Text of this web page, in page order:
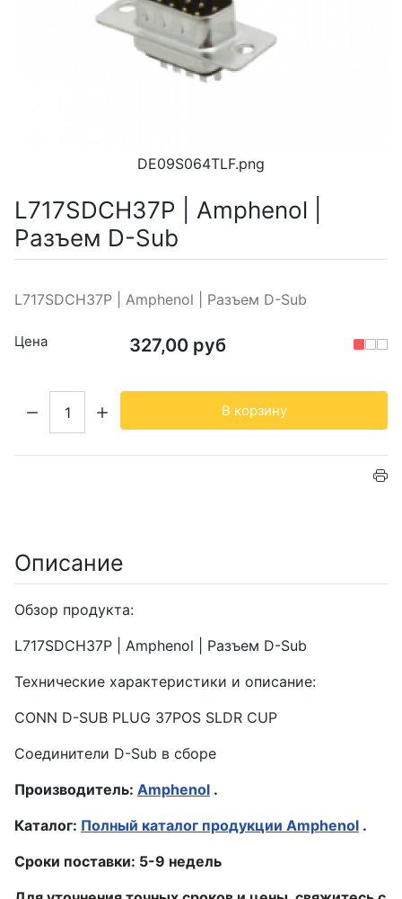
DE09S064TLF.png
L717SDCH37P | Amphenol |
Разъем D-Sub
L717SDCH37P | Amphenol | Разъем D-Sub
Цена 327,00 руб
В корзину
Описание
Обзор продукта:
L717SDCH37P | Amphenol | Разъем D-Sub
Технические характеристики и описание:
CONN D-SUB PLUG 37POS SLDR CUP
Соединители D-Sub в сборе
Производитель: Amphenol .
Каталог: Полный каталог продукции Amphenol .
Сроки поставки: 5-9 недель